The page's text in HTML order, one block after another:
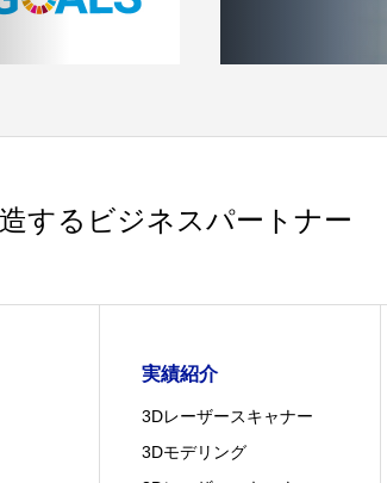
するビジネスパートナー
実績紹介
3Dレーザースキャナー
3Dモデリング